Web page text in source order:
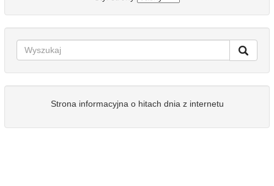
Strona informacyjna o hitach dnia z internetu